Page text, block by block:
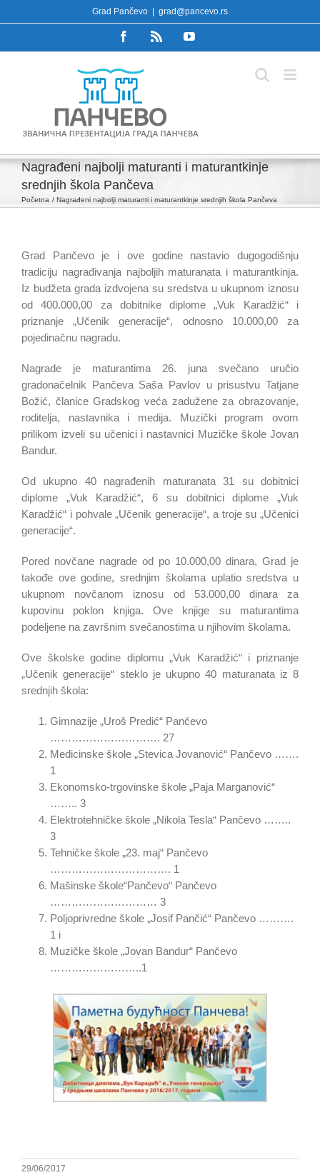
to
Grad Pančevo grad@pancevo.rs
FacebookRss YouTube
Nagrađeni najbolji maturanti i maturantkinje
srednjih škola Pančeva
Početna Nagrađeni najbolji maturanti i maturantkinje srednjih škola Pančeva
Grad Pančevo je i ove godine nastavio dugogodišnju
tradiciju nagrađivanja najboljih maturanata i maturantkinja.
Iz budžeta grada izdvojena su sredstva u ukupnom iznosu
od 400.000,00 za dobitnike diplome „Vuk Karadžić“ i
priznanje „Učenik generacije“, odnosno 10.000,00 za
pojedinačnu nagradu.
Nagrade je maturantima 26. juna svečano uručio
gradonačelnik Pančeva Saša Pavlov u prisustvu Tatjane
Božić, članice Gradskog veća zadužene za obrazovanje,
roditelja, nastavnika i medija. Muzički program ovom
prilikom izveli su učenici i nastavnici Muzičke škole Jovan
Bandur.
Od ukupno 40 nagrađenih maturanata 31 su dobitnici
diplome „Vuk Karadžić“, 6 su dobitnici diplome „Vuk
Karadžić“ i pohvale „Učenik generacije“, a troje su „Učenici
generacije“.
Pored novčane nagrade od po 10.000,00 dinara, Grad je
takođe ove godine, srednjim školama uplatio sredstva u
ukupnom novčanom iznosu od 53.000,00 dinara za
kupovinu poklon knjiga. Ove knjige su maturantima
podeljene na završnim svečanostima u njihovim školama.
Ove školske godine diplomu „Vuk Karadžić“ i priznanje
„Učenik generacije“ steklo je ukupno 40 maturanata iz 8
srednjih škola:
Gimnazije „Uroš Predić“ Pančevo
…………………………. 27
Medicinske škole „Stevica Jovanović“ Pančevo …….
1
Ekonomsko-trgovinske škole „Paja Marganović“
…….. 3
Elektrotehničke škole „Nikola Tesla“ Pančevo ……..
3
Tehničke škole „23. maj“ Pančevo
……………………………. 1
Mašinske škole“Pančevo“ Pančevo
………………………… 3
Poljoprivredne škole „Josif Pančić“ Pančevo ……….
1 i
Muzičke škole „Jovan Bandur“ Pančevo
……………………..1
29/06/2017